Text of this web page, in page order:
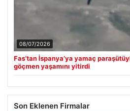
08/07/2026
Fas’tan İspanya’ya yamaç
göçmen yaşamını yitirdi
Son Eklenen Firmalar